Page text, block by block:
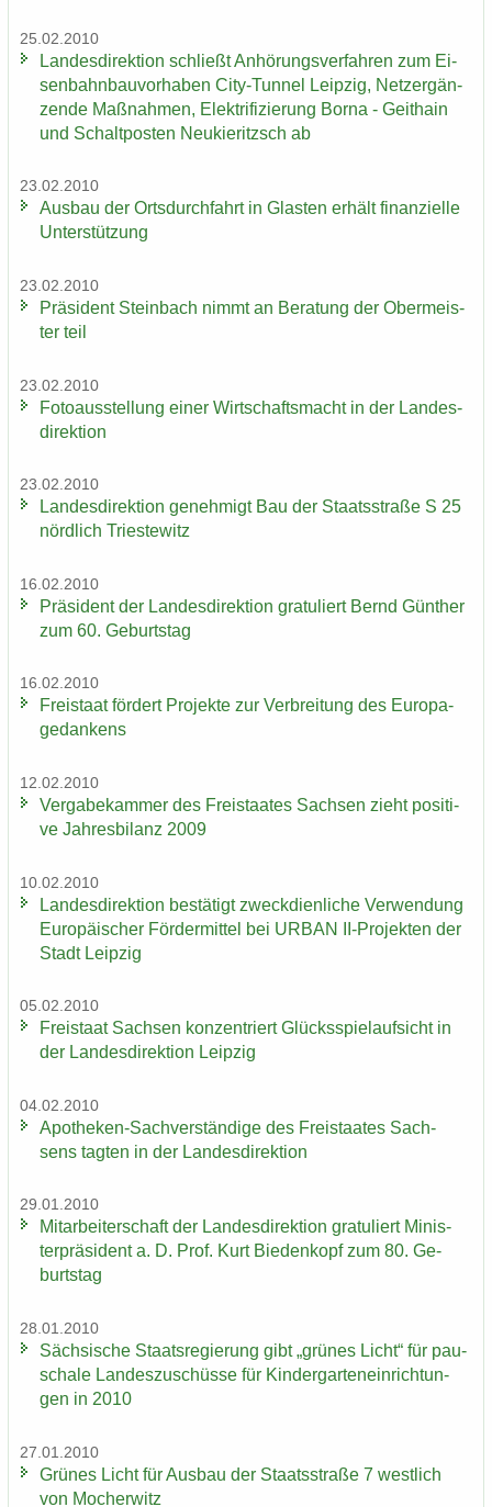
25.02.2010
Lan­des­di­rek­ti­on schließt An­hö­rungs­ver­fah­ren zum Ei­
sen­bahn­bau­vor­ha­ben City-​Tunnel Leip­zig, Netz­er­gän­
zen­de Maß­nah­men, Elek­tri­fi­zie­rung Borna - Geit­hain
und Schalt­pos­ten Neu­kie­ritzsch ab
23.02.2010
Aus­bau der Orts­durch­fahrt in Glas­ten er­hält fi­nan­zi­el­le
Un­ter­stüt­zung
23.02.2010
Prä­si­dent Stein­bach nimmt an Be­ra­tung der Ober­meis­
ter teil
23.02.2010
Fo­to­aus­stel­lung einer Wirt­schafts­macht in der Lan­des­
di­rek­ti­on
23.02.2010
Lan­des­di­rek­ti­on ge­neh­migt Bau der Staats­stra­ße S 25
nörd­lich Tri­es­te­witz
16.02.2010
Prä­si­dent der Lan­des­di­rek­ti­on gra­tu­liert Bernd Gün­ther
zum 60. Ge­burts­tag
16.02.2010
Frei­staat för­dert Pro­jek­te zur Ver­brei­tung des Eu­ro­pa­
ge­dan­kens
12.02.2010
Ver­ga­be­kam­mer des Frei­staa­tes Sach­sen zieht po­si­ti­
ve Jah­res­bi­lanz 2009
10.02.2010
Lan­des­di­rek­ti­on be­stä­tigt zweck­dien­li­che Ver­wen­dung
Eu­ro­päi­scher För­der­mit­tel bei URBAN II-​Projekten der
Stadt Leip­zig
05.02.2010
Frei­staat Sach­sen kon­zen­triert Glücks­spiel­auf­sicht in
der Lan­des­di­rek­ti­on Leip­zig
04.02.2010
Apotheken-​Sachverständige des Frei­staa­tes Sach­
sens tag­ten in der Lan­des­di­rek­ti­on
29.01.2010
Mit­ar­bei­ter­schaft der Lan­des­di­rek­ti­on gra­tu­liert Mi­nis­
ter­prä­si­dent a. D. Prof. Kurt Bie­den­kopf zum 80. Ge­
burts­tag
28.01.2010
Säch­si­sche Staats­re­gie­rung gibt „grü­nes Licht“ für pau­
scha­le Lan­des­zu­schüs­se für Kin­der­gar­ten­ein­rich­tun­
gen in 2010
27.01.2010
Grü­nes Licht für Aus­bau der Staats­stra­ße 7 west­lich
von Mo­cher­witz